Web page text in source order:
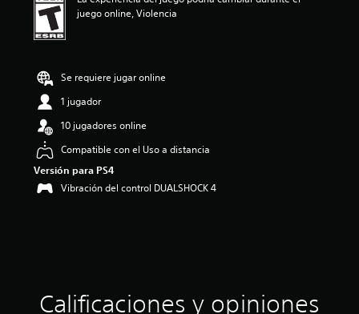
o
s
juego online, Violencia
Se requiere jugar online
1 jugador
10 jugadores online
Compatible con el Uso a distancia
Versión para PS4
Vibración del control DUALSHOCK 4
Calificaciones y opiniones